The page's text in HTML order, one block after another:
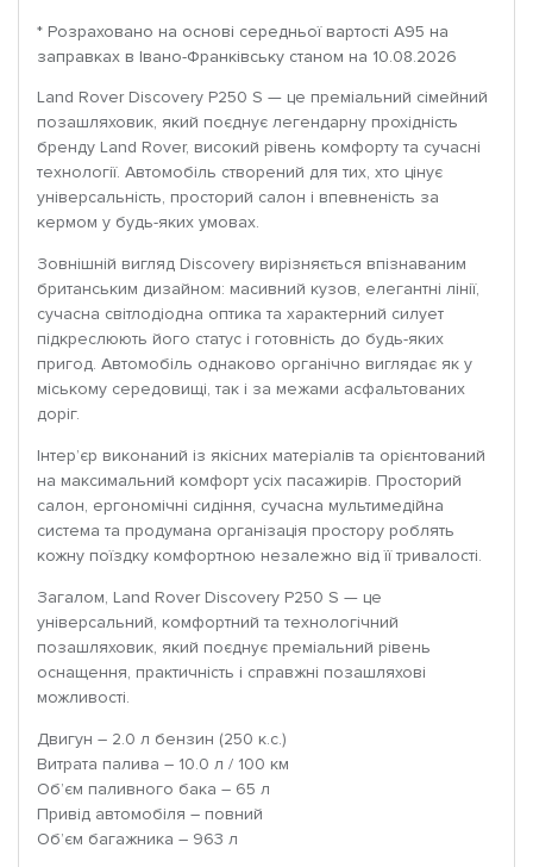
* Розраховано на основі середньої вартості A95 на
заправках в Івано-Франківську станом на 10.08.2026
Land Rover Discovery P250 S — це преміальний сімейний
позашляховик, який поєднує легендарну прохідність
бренду Land Rover, високий рівень комфорту та сучасні
технології. Автомобіль створений для тих, хто цінує
універсальність, просторий салон і впевненість за
кермом у будь-яких умовах.
Зовнішній вигляд Discovery вирізняється впізнаваним
британським дизайном: масивний кузов, елегантні лінії,
сучасна світлодіодна оптика та характерний силует
підкреслюють його статус і готовність до будь-яких
пригод. Автомобіль однаково органічно виглядає як у
міському середовищі, так і за межами асфальтованих
доріг.
Інтер’єр виконаний із якісних матеріалів та орієнтований
на максимальний комфорт усіх пасажирів. Просторий
салон, ергономічні сидіння, сучасна мультимедійна
система та продумана організація простору роблять
кожну поїздку комфортною незалежно від її тривалості.
Загалом, Land Rover Discovery P250 S — це
універсальний, комфортний та технологічний
позашляховик, який поєднує преміальний рівень
оснащення, практичність і справжні позашляхові
можливості.
Двигун – 2.0 л бензин (250 к.с.)
Витрата палива – 10.0 л / 100 км
Об’єм паливного бака – 65 л
Привід автомобіля – повний
Об’єм багажника – 963 л